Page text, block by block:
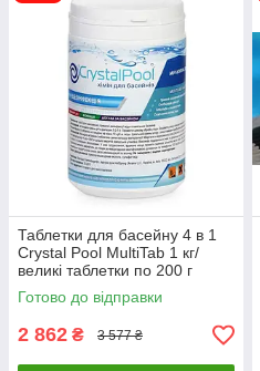
Таблетки для басейну 4 в 1
Crystal Pool MultiTab 1 кг/
великі таблетки по 200 г
Готово до відправки
2 862 ₴ 3 577 ₴